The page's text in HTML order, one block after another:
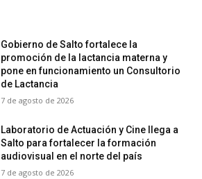
Gobierno de Salto fortalece la
promoción de la lactancia materna y
pone en funcionamiento un Consultorio
de Lactancia
7 de agosto de 2026
Laboratorio de Actuación y Cine llega a
Salto para fortalecer la formación
audiovisual en el norte del país
7 de agosto de 2026